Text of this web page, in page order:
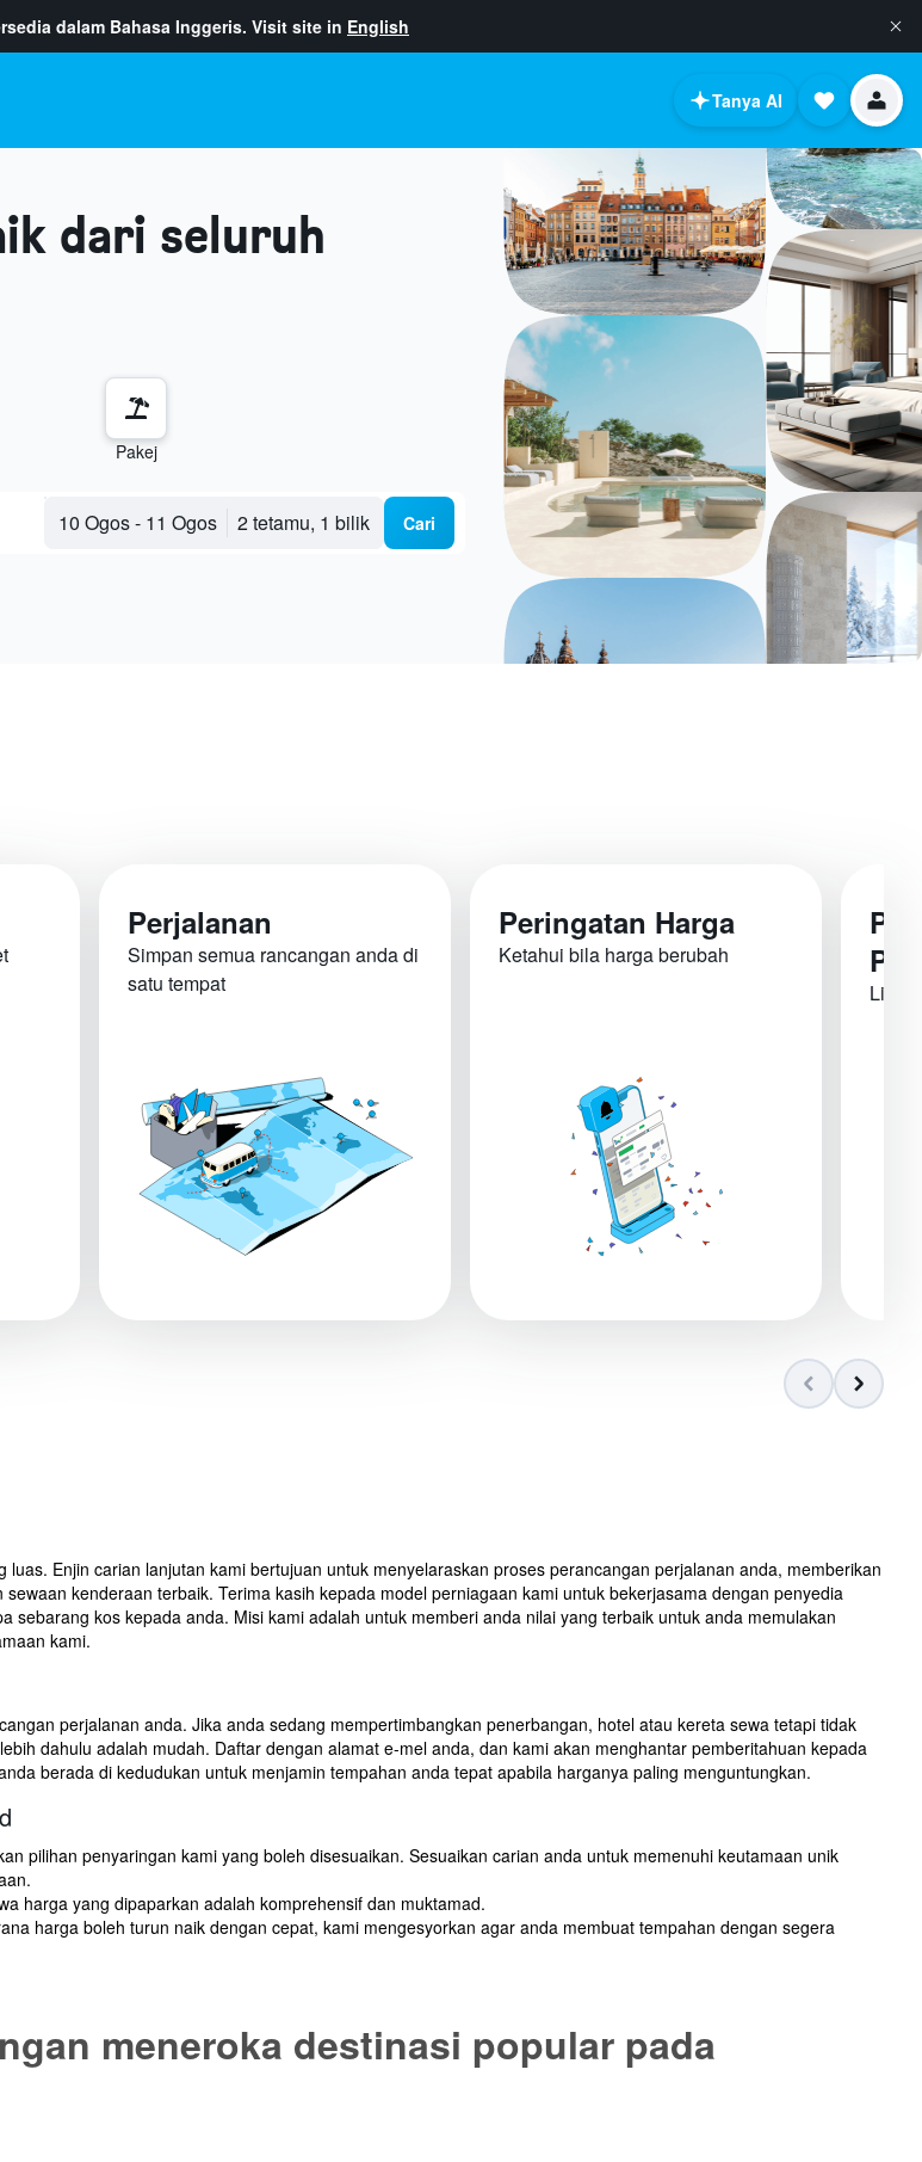
dalam Bahasa Inggeris. Visit site in English
Tanya AI
dari seluruh
Pakej
10 Ogos- 11 Ogos 2 tetamu, 1 bilik Cari
Perjalanan
Simpan semua rancangan anda di
satu tempat
Peringatan Harga
Ketahui bila harga berubah
Lihat
Enjin carian lanjutan kami bertujuan untuk menyelaraskan proses perancangan perjalanan anda, memberikan
kenderaan terbaik. Terima kasih kepada model perniagaan kami untuk bekerjasama dengan penyedia
kos kepada anda. Misi kami adalah untuk memberi anda nilai yang terbaik untuk anda memulakan
kami.
perjalanan anda. Jika anda sedang mempertimbangkan penerbangan, hotel atau kereta sewa tetapi tidak
dahulu adalah mudah. Daftar dengan alamat e-mel anda, dan kami akan menghantar pemberitahuan kepada
berada di kedudukan untuk menjamin tempahan anda tepat apabila harganya paling menguntungkan.
pilihan penyaringan kami yang boleh disesuaikan. Sesuaikan carian anda untuk memenuhi keutamaan unik
harga yang dipaparkan adalah komprehensif dan muktamad.
harga boleh turun naik dengan cepat, kami mengesyorkan agar anda membuat tempahan dengan segera
meneroka destinasi popular pada